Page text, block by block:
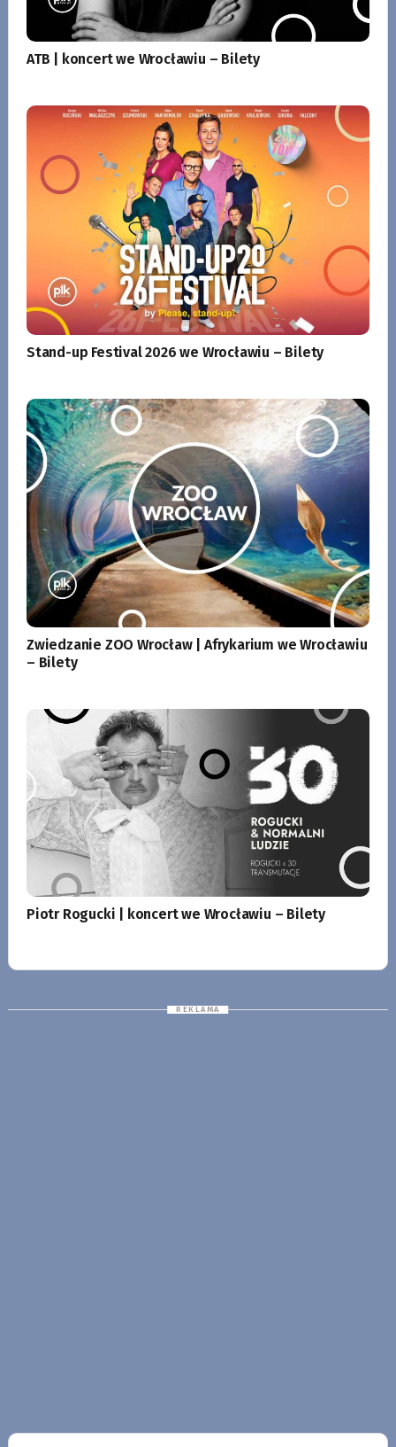
ATB | koncert we Wrocławiu – Bilety
Stand-up Festival 2026 we Wrocławiu – Bilety
Zwiedzanie ZOO Wrocław | Afrykarium we Wrocławiu
– Bilety
Piotr Rogucki | koncert we Wrocławiu – Bilety